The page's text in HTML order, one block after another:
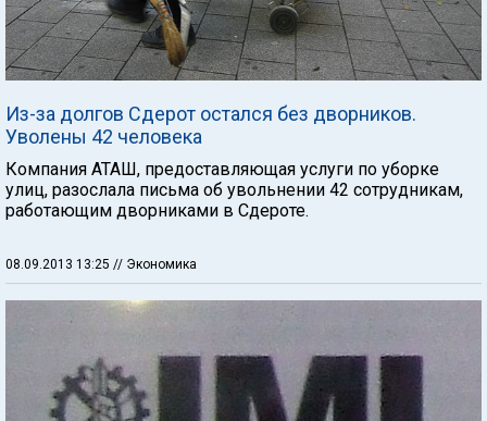
Из-за долгов Сдерот остался без дворников.
Уволены 42 человека
Компания АТАШ, предоставляющая услуги по уборке
улиц, разослала письма об увольнении 42 сотрудникам,
работающим дворниками в Сдероте.
08.09.2013 13:25 // Экономика